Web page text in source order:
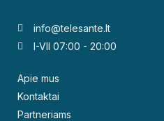
info@telesante.lt
I-VII 07:00 - 20:00
Apie mus
Kontaktai
Partneriams